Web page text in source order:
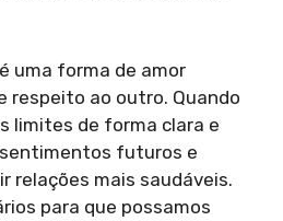
uma forma de amor
respeito ao outro. Quando
limites de forma clara e
futuros e
relações mais saudáveis.
para que possamos